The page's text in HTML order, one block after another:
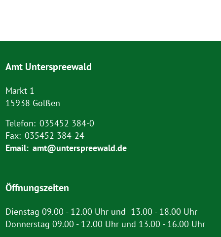
Amt Unterspreewald
Markt 1
15938 Golßen
Telefon: 035452 384-0
Fax: 035452 384-24
Email: amt@unterspreewald.de
Öffnungszeiten
Dienstag 09.00 - 12.00 Uhr und 13.00 - 18.00 Uhr
Donnerstag 09.00 - 12.00 Uhr und 13.00 - 16.00 Uhr